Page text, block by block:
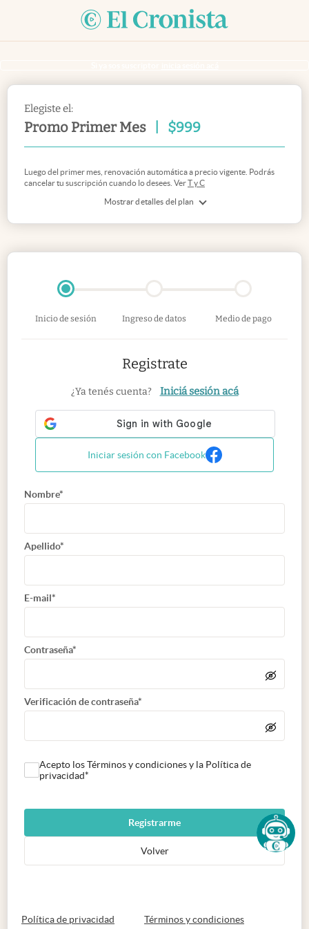
Elegiste el:
Promo Primer Mes $999
Mostrar detalles del plan
Luego del primer mes, renovación automática a precio vigente. Podrás
cancelar tu suscripción cuando lo desees. VerT y C
Inicio de sesión Ingreso de datos Medio de pago
Registrate
¿Ya tenés cuenta? Iniciá sesión acá
Iniciar sesión con Facebook
Nombre*
Apellido*
E-mail*
Contraseña*
Verificación de contraseña*
Acepto los Términos y condiciones y la Política de
privacidad*
Registrarme
Volver
Política de privacidad abre en nueva pestaña
Términos y condicionesabre en nueva